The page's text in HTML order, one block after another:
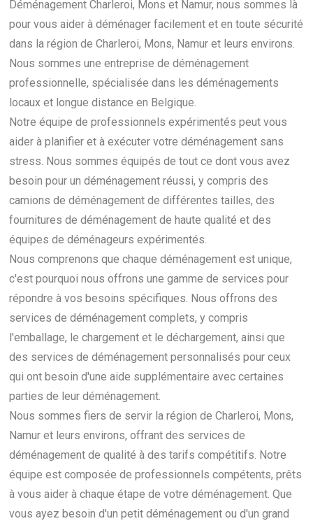
Déménagement Charleroi, Mons et Namur, nous sommes là
pour vous aider à déménager facilement et en toute sécurité
dans la région de Charleroi, Mons, Namur et leurs environs.
Nous sommes une entreprise de déménagement
professionnelle, spécialisée dans les déménagements
locaux et longue distance en Belgique.
Notre équipe de professionnels expérimentés peut vous
aider à planifier et à exécuter votre déménagement sans
stress. Nous sommes équipés de tout ce dont vous avez
besoin pour un déménagement réussi, y compris des
camions de déménagement de différentes tailles, des
fournitures de déménagement de haute qualité et des
équipes de déménageurs expérimentés.
Nous comprenons que chaque déménagement est unique,
c'est pourquoi nous offrons une gamme de services pour
répondre à vos besoins spécifiques. Nous offrons des
services de déménagement complets, y compris
l'emballage, le chargement et le déchargement, ainsi que
des services de déménagement personnalisés pour ceux
qui ont besoin d'une aide supplémentaire avec certaines
parties de leur déménagement.
Nous sommes fiers de servir la région de Charleroi, Mons,
Namur et leurs environs, offrant des services de
déménagement de qualité à des tarifs compétitifs. Notre
équipe est composée de professionnels compétents, prêts
à vous aider à chaque étape de votre déménagement. Que
vous ayez besoin d'un petit déménagement ou d'un grand